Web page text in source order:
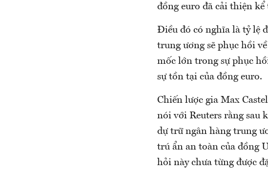
đồng euro đã cải thiện
Điều đó có nghĩa là tỷ lệ
trung ương sẽ phục hồi
mốc lớn trong sự phục
sự tồn tại của đồng euro.
Chiến lược gia Max
nói với Reuters rằng sau
dự trữ ngân hàng trung
trú ẩn an toàn của đồng
hỏi này chưa từng được